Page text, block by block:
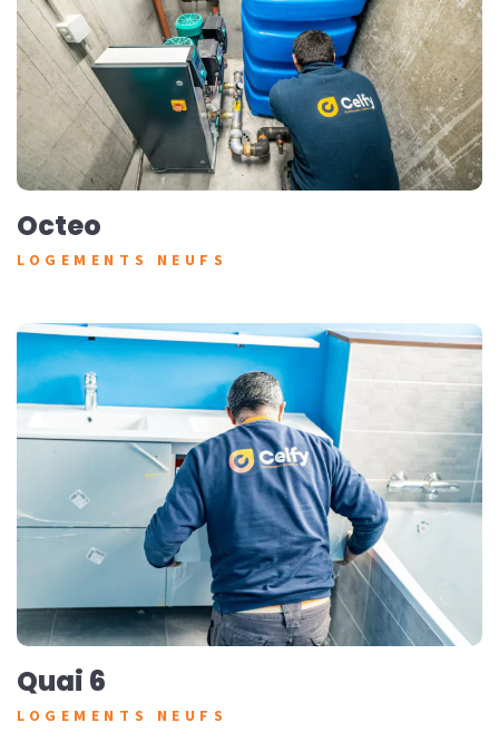
Octeo
LOGEMENTS NEUFS
Quai 6
LOGEMENTS NEUFS